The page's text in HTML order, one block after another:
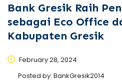
Bank Gresik Raih
sebagai Eco Office
Kabupaten Gresik
February 28, 2024
Posted by: BankGresik2014